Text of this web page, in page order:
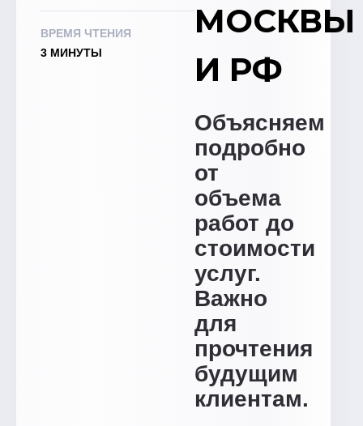
ВРЕМЯ ЧТЕНИЯ
3 МИНУТЫ
МОСКВЫ
И РФ
Объясняем
подробно
от
объема
работ до
стоимости
услуг.
Важно
для
прочтения
будущим
клиентам.